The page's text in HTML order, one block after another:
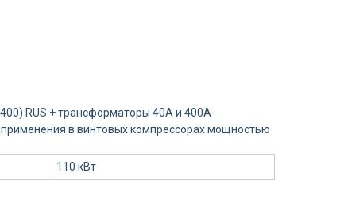
RUS + трансформаторы 40А и 400А
в винтовых компрессорах мощностью
110 кВт